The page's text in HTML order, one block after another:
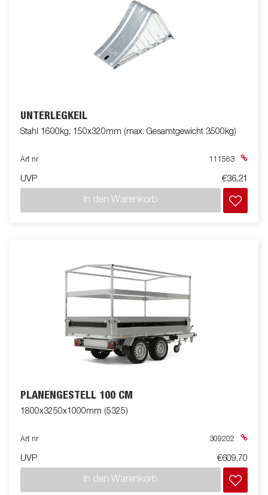
UNTERLEGKEIL
Stahl 1600kg, 150x320mm (max. Gesamtgewicht 3500kg)
Art nr 111563
UVP €36,21
In den Warenkorb
PLANENGESTELL 100 CM
1800x3250x1000mm (5325)
Art nr 309202
UVP €609,70
In den Warenkorb